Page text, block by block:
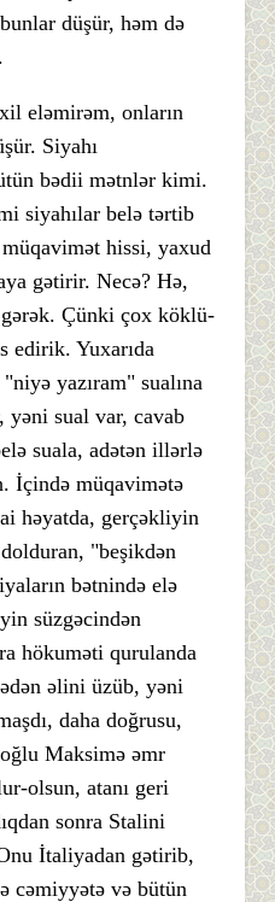
düşür, həm də
eləmirəm, onların
Siyahı
bədii mətnlər kimi.
siyahılar belə tərtib
hissi, yaxud
gətirir. Necə? Hə,
Çünki çox köklü-
edirik. Yuxarıda
yazıram" sualına
yəni sual var, cavab
suala, adətən illərlə
İçində müqavimətə
həyatda, gerçəkliyin
"beşikdən
bətnində elə
süzgəcindən
hökuməti qurulanda
əlini üzüb, yəni
daha doğrusu,
Maksimə əmr
olsun, atanı geri
sonra Stalini
İtaliyadan gətirib,
cəmiyyətə və bütün